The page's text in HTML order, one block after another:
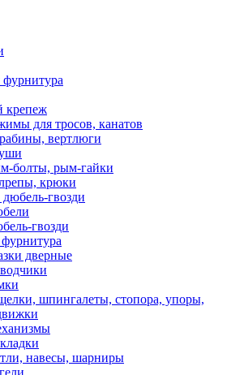
крепеж
для тросов, канатов
вертлюги
болты, рым-гайки
крюки
гвозди
гвозди
дверные
шпингалеты, стопора, упоры,
навесы, шарниры